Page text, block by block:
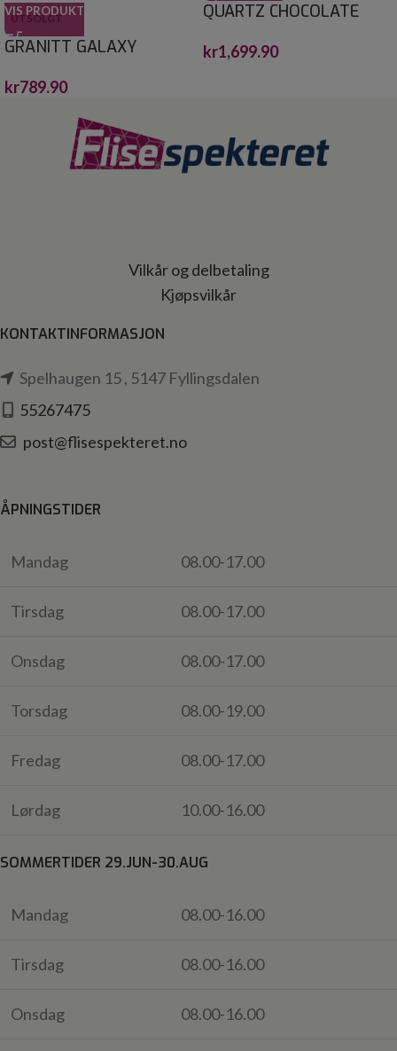
UTSOLGT
VIS PRODUKT
GRANITT GALAXY
kr789.90
QUARTZ CHOCOLATE
30X30*
kr1,699.90
Vilkår og delbetaling
Kjøpsvilkår
KONTAKTINFORMASJON
Spelhaugen 15 , 5147 Fyllingsdalen
55267475
post@flisespekteret.no
ÅPNINGSTIDER
Mandag 08.00-17.00
Tirsdag 08.00-17.00
Onsdag 08.00-17.00
Torsdag 08.00-19.00
Fredag 08.00-17.00
Lørdag 10.00-16.00
SOMMERTIDER 29.JUN-30.AUG
Mandag 08.00-16.00
Tirsdag 08.00-16.00
Onsdag 08.00-16.00